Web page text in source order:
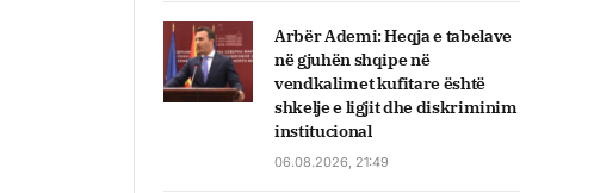
Arbër Ademi: Heqja e tabelave
në gjuhën shqipe në
vendkalimet kufitare është
shkelje e ligjit dhe diskriminim
institucional
06.08.2026, 21:49